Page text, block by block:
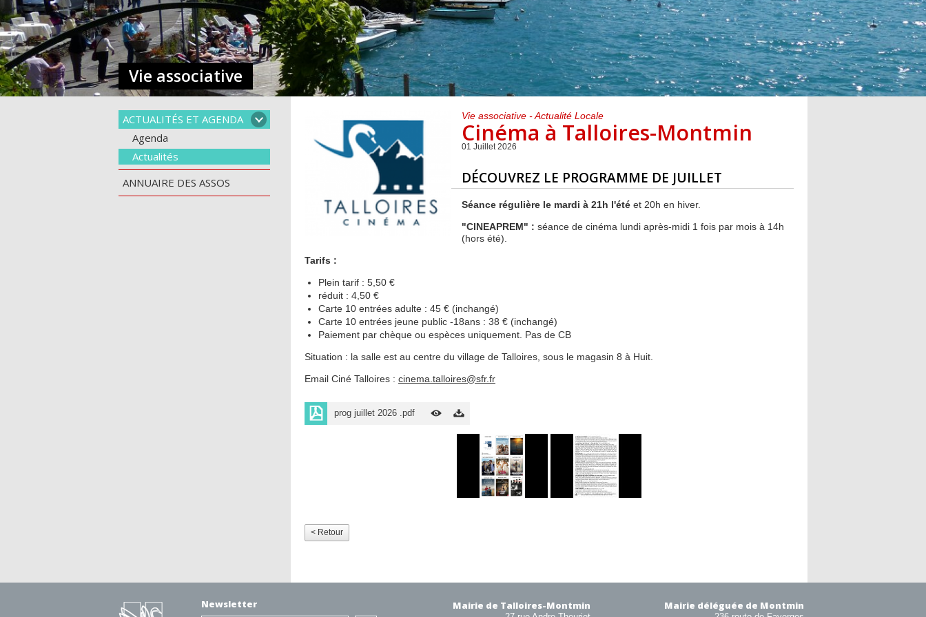
Centre de loisirs et
périscolaire
Mercredis
périscolaire
Vacances scolaires
Subventions
ACTUALITÉS ET AGENDA
Agenda
Actualités
ANNUAIRE DES ASSOS
Vie associative
Vie associative - Actualité Locale
Cinéma à Talloires-Montmin
01 Juillet 2026
DÉCOUVREZ LE PROGRAMME DE JUILLET
Séance régulière le mardi à 21h l'été et 20h en hiver.
"CINEAPREM" : séance de cinéma lundi après-midi 1 fois par mois à 14h
(hors été).
Tarifs :
Plein tarif : 5,50 €
réduit : 4,50 €
Carte 10 entrées adulte : 45 € (inchangé)
Carte 10 entrées jeune public -18ans : 38 € (inchangé)
Paiement par chèque ou espèces uniquement. Pas de CB
Situation : la salle est au centre du village de Talloires, sous le magasin 8 à Huit.
Email Ciné Talloires : cinema.talloires@sfr.fr
prog juillet 2026 .pdf
< Retour
Newsletter Mairie de Talloires-Montmin Mairie déléguée de Montmin